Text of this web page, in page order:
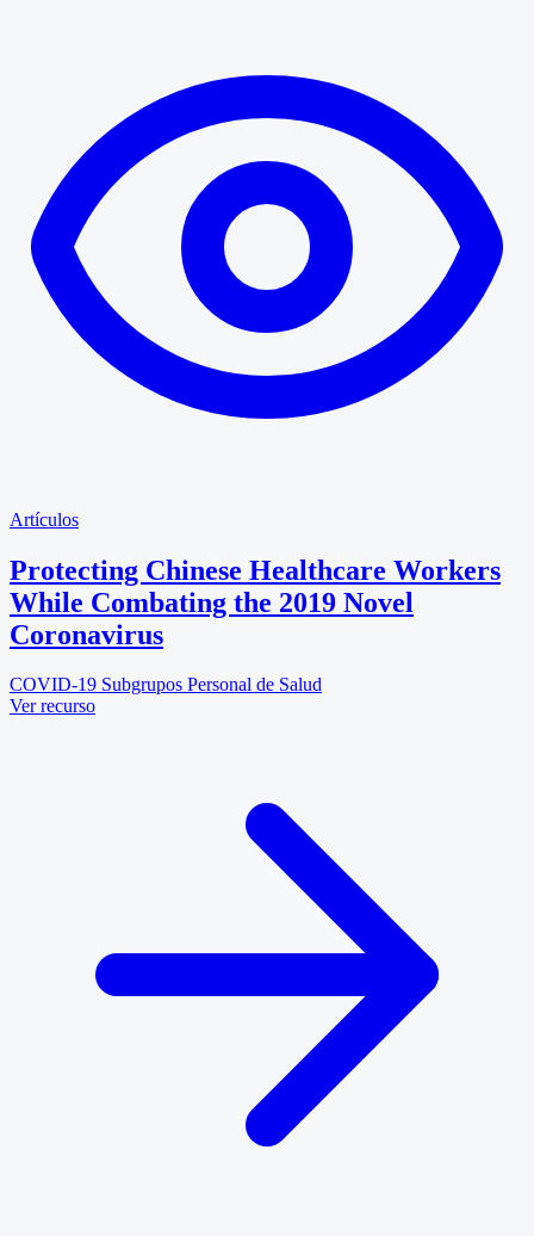
Artículos
Protecting Chinese Healthcare Workers
While Combating the 2019 Novel
Coronavirus
COVID-19 Subgrupos Personal de Salud
Ver recurso